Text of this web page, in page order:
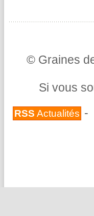
© Graines
Si vous
RSS Actualités -